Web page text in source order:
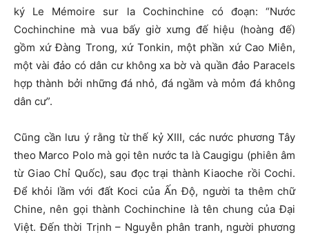
ký Le Mémoire sur la Cochinchine có đoạn: “Nước
Cochinchine mà vua bấy giờ xưng đế hiệu (hoàng đế)
gồm xứ Đàng Trong, xứ Tonkin, một phần xứ Cao Miên,
một vài đảo có dân cư không xa bờ và quần đảo Paracels
hợp thành bởi những đá nhỏ, đá ngầm và mỏm đá không
dân cư”.
Cũng cần lưu ý rằng từ thế kỷ XIII, các nước phương Tây
theo Marco Polo mà gọi tên nước ta là Caugigu (phiên âm
từ Giao Chỉ Quốc), sau đọc trại thành Kiaoche rồi Cochi.
Để khỏi lầm với đất Koci của Ấn Độ, người ta thêm chữ
Chine, nên gọi thành Cochinchine là tên chung của Đại
Việt. Đến thời Trịnh – Nguyễn phân tranh, người phương